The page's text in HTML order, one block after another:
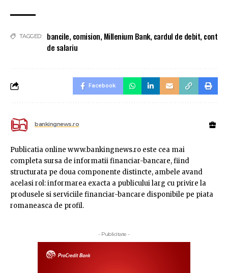
TAGGED: bancile, comision, Millenium Bank, cardul de debit, cont
de salariu
Facebook
bankingnews.ro
Publicatia online www.bankingnews.ro este cea mai
completa sursa de informatii financiar-bancare, fiind
structurata pe doua componente distincte, ambele avand
acelasi rol: informarea exacta a publicului larg cu privire la
produsele si serviciile financiar-bancare disponibile pe piata
romaneasca de profil.
- Publicitate -